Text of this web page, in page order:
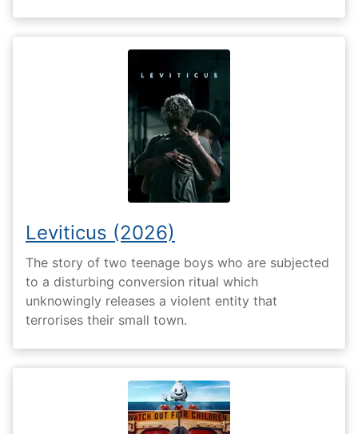
Leviticus (2026)
The story of two teenage boys who are subjected
to a disturbing conversion ritual which
unknowingly releases a violent entity that
terrorises their small town.